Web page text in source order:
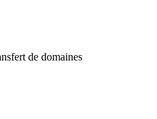
de domaines